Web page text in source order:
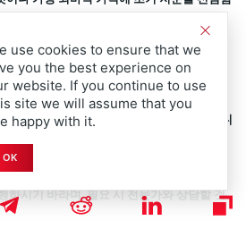
폭발력을 기대할 수 있는 유망 사전판매 코
장세를 돌파하려는 스마트 머니의 매력적인
이 먼저 선점하는 유망 사전판매 코인
하고 투명한 보도를 제공하기 위해 노력합니
절한 정보를 제공하는 것을 목표로 하며, 재
어서는 안 됩니다. 암호화폐 시장은 매우 빠
텐츠를 기반으로 어떠한 결정을 내리기 전
하시기 바라며, 필요 시 전문가와 상담할 것
use cookies to ensure that we
you the best experience on
website. If you continue to use
site we will assume that you
happy with it.
OK